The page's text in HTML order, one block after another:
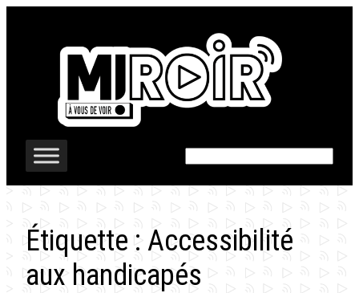
Étiquette : Accessibilité
aux handicapés